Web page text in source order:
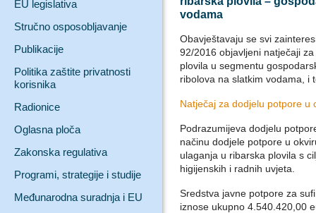
EU legislativa
Stručno osposobljavanje
Publikacije
Politika zaštite privatnosti
korisnika
Radionice
Oglasna ploča
Zakonska regulativa
Programi, strategije i studije
Međunarodna suradnja i EU
vodama
Obavještavaju se svi
92/2016 objavljeni natječaji
plovila u segmentu
ribolova na slatkim vodama, i
Natječaj za dodjelu potpore u
Podrazumijeva dodjelu
načinu dodjele potpore u
ulaganja u ribarska plovila s
higijenskih i radnih uvjeta.
Sredstva javne potpore za
iznose ukupno 4.540.420,00